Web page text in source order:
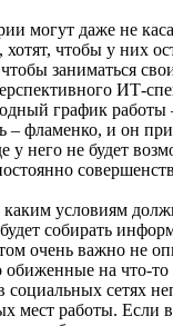
могут даже не
чтобы у них
заниматься
ИТ-
график работы
– фламенко, и он
у него не будет
условиям
собирать
очень важно не
обиженные на что-
сетях
мест работы. Если